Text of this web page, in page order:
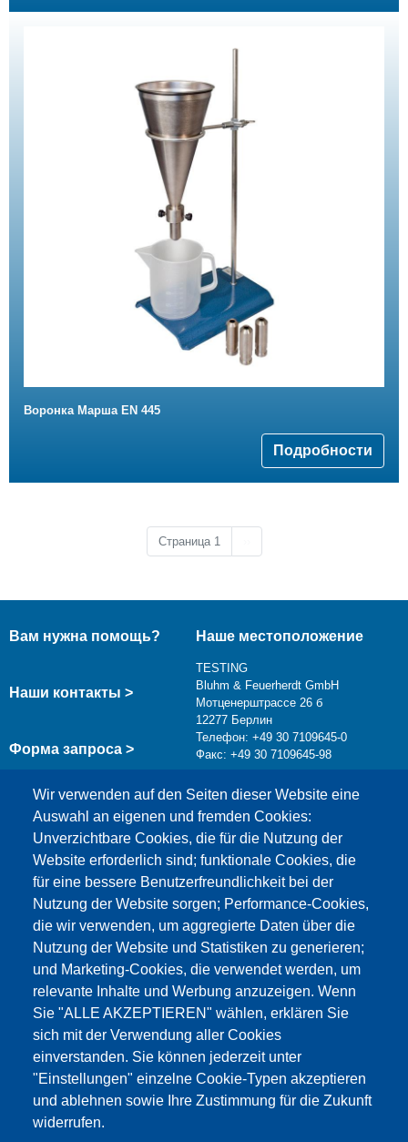
Воронка Mарша EN 445
Подробности
Страница 1
Wir verwenden auf den Seiten dieser Website eine
Auswahl an eigenen und fremden Cookies:
Unverzichtbare Cookies, die für die Nutzung der
Website erforderlich sind; funktionale Cookies, die
für eine bessere Benutzerfreundlichkeit bei der
Nutzung der Website sorgen; Performance-Cookies,
die wir verwenden, um aggregierte Daten über die
Nutzung der Website und Statistiken zu generieren;
und Marketing-Cookies, die verwendet werden, um
relevante Inhalte und Werbung anzuzeigen. Wenn
Sie "ALLE AKZEPTIEREN" wählen, erklären Sie
sich mit der Verwendung aller Cookies
einverstanden. Sie können jederzeit unter
"Einstellungen" einzelne Cookie-Typen akzeptieren
und ablehnen sowie Ihre Zustimmung für die Zukunft
widerrufen.
Вам нужна помощь?
Наши контакты >
Форма запроса >
Наше местоположение
TESTING
Bluhm & Feuerherdt GmbH
Мотценерштрассе 26 б
12277 Берлин
Телефон: +49 30 7109645-0
Факс: +49 30 7109645-98
info@testing.de
Этот материал заблокирован, потому что
файлы cookie Google Maps не были приняты.
НЕОБХОДИМО ПРИНЯТЬ ТОЛЬКО
ФАЙЛЫ COOKIE GOOGLE MAPS.
Alle Cookies akzeptieren